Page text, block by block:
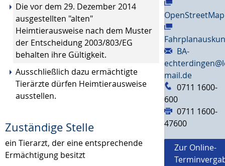
Die vor dem 29. Dezember 2014
ausgestellten "alten"
Heimtierausweise nach dem Muster
der Entscheidung 2003/803/EG
behalten ihre Gültigkeit.
Ausschließlich dazu ermächtigte
Tierärzte dürfen Heimtierausweise
ausstellen.
Zuständige Stelle
ein Tierarzt, der eine entsprechende
Ermächtigung besitzt
OpenStreetMap
BA-
mail.de
0711 1600-
600
0711 1600-
47600
Zur Online-